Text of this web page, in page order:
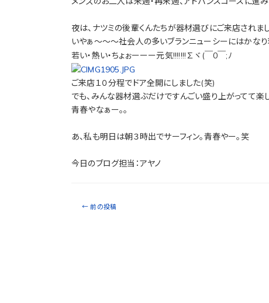
夜は、ナツミの後輩くんたちが器材選びにご来店されまし
いやぁ～～～社会人の多いブランニューシーにはかなり
若い・熱い・ちょぉーーー元気!!!!!!!∑ヾ(￣0￣;ﾉ
ご来店１０分程でドア全開にしました(笑)
でも、みんな器材選ぶだけですんごい盛り上がってて
青春やなぁー。。
あ、私も明日は朝３時出でサーフィン。青春やー。笑
今日のブログ担当：アヤノ
← 前の投稿